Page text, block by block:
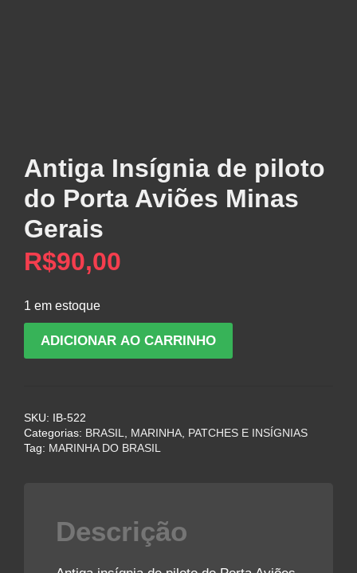
Antiga Insígnia de piloto
do Porta Aviões Minas
Gerais
R$90,00
1 em estoque
Insígnia
Porta
Aviões
Minas
ADICIONAR AO CARRINHO
SKU:
IB-522
Categorias: BRASIL MARINHA
PATCHES E INSÍGNIAS
Tag: MARINHA DO BRASIL
Descrição